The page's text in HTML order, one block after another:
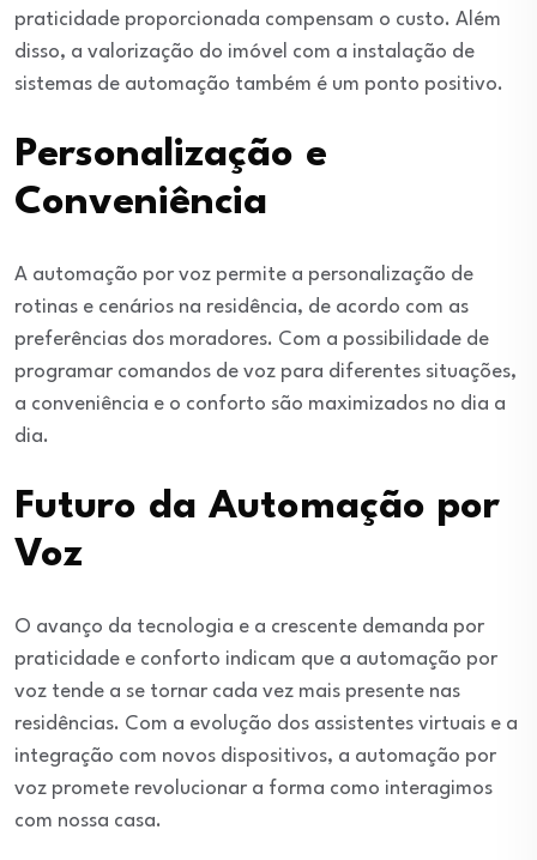
praticidade proporcionada compensam o custo. Além
disso, a valorização do imóvel com a instalação de
sistemas de automação também é um ponto positivo.
Personalização e
Conveniência
A automação por voz permite a personalização de
rotinas e cenários na residência, de acordo com as
preferências dos moradores. Com a possibilidade de
programar comandos de voz para diferentes situações,
a conveniência e o conforto são maximizados no dia a
dia.
Futuro da Automação por
Voz
O avanço da tecnologia e a crescente demanda por
praticidade e conforto indicam que a automação por
voz tende a se tornar cada vez mais presente nas
residências. Com a evolução dos assistentes virtuais e a
integração com novos dispositivos, a automação por
voz promete revolucionar a forma como interagimos
com nossa casa.